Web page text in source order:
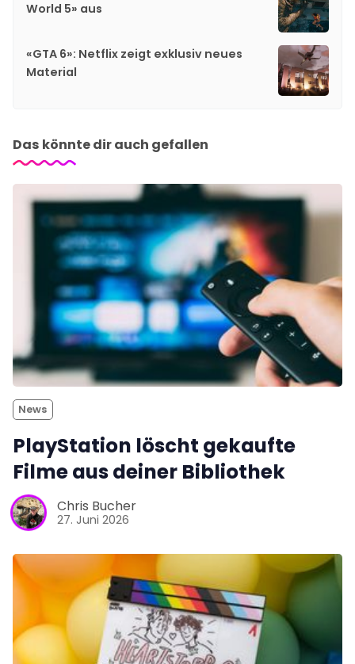
World 5» aus
«GTA 6»: Netflix zeigt exklusiv neues
Material
Das könnte dir auch gefallen
News
PlayStation löscht gekaufte
Filme aus deiner Bibliothek
Chris Bucher
27. Juni 2026